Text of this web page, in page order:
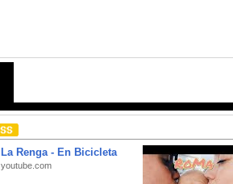
La Renga - En Bicicleta
youtube.com